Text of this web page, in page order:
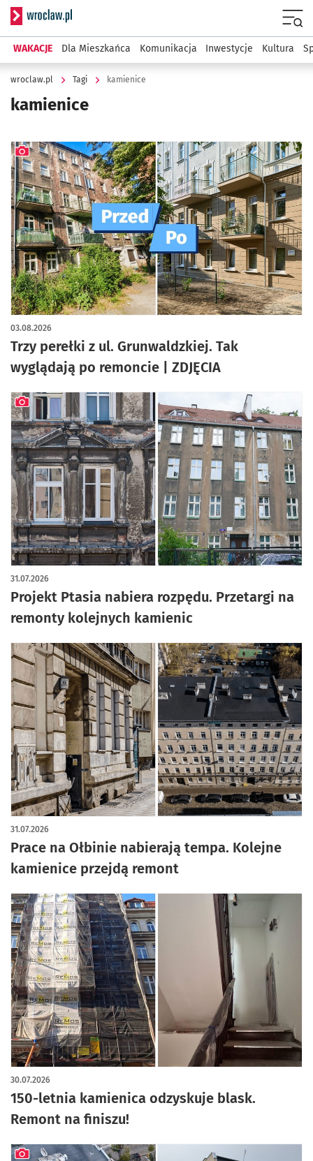
Serwis informacyjny wroclaw.pl
WAKACJE Dla Mieszkańca Komunikacja Inwestycje Kultura
wroclaw.pl Tagi kamienice
kamienice
Trzy perełki z ul. Grunwaldzkiej. Tak
wyglądają po remoncie | ZDJĘCIA
03.08.2026
artykuł z galerią zdjęć
Projekt Ptasia nabiera rozpędu. Przetargi na
remonty kolejnych kamienic
31.07.2026
artykuł z galerią zdjęć
Prace na Ołbinie nabierają tempa. Kolejne
kamienice przejdą remont
31.07.2026
150-letnia kamienica odzyskuje blask.
Remont na finiszu!
30.07.2026